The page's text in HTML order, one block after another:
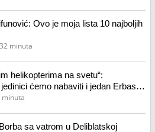
Ovo je moja lista 10 najboljih
minuta
helikopterima na svetu“:
ćemo nabaviti i jedan Erbas
minuta
sa vatrom u Deliblatskoj